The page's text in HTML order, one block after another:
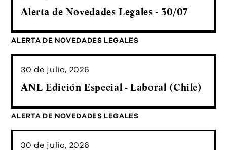
Alerta de Novedades Legales - 30/07
ALERTA DE NOVEDADES LEGALES
30 de julio, 2026
ANL Edición Especial - Laboral (Chile)
ALERTA DE NOVEDADES LEGALES
30 de julio, 2026